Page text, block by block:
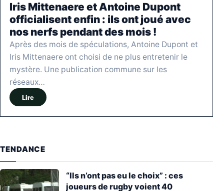
Iris Mittenaere et Antoine Dupont
officialisent enfin : ils ont joué avec
nos nerfs pendant des mois !
Après des mois de spéculations, Antoine Dupont et
Iris Mittenaere ont choisi de ne plus entretenir le
mystère. Une publication commune sur les
réseaux…
Lire
TENDANCE
“Ils n’ont pas eu le choix” : ces
joueurs de rugby voient 40